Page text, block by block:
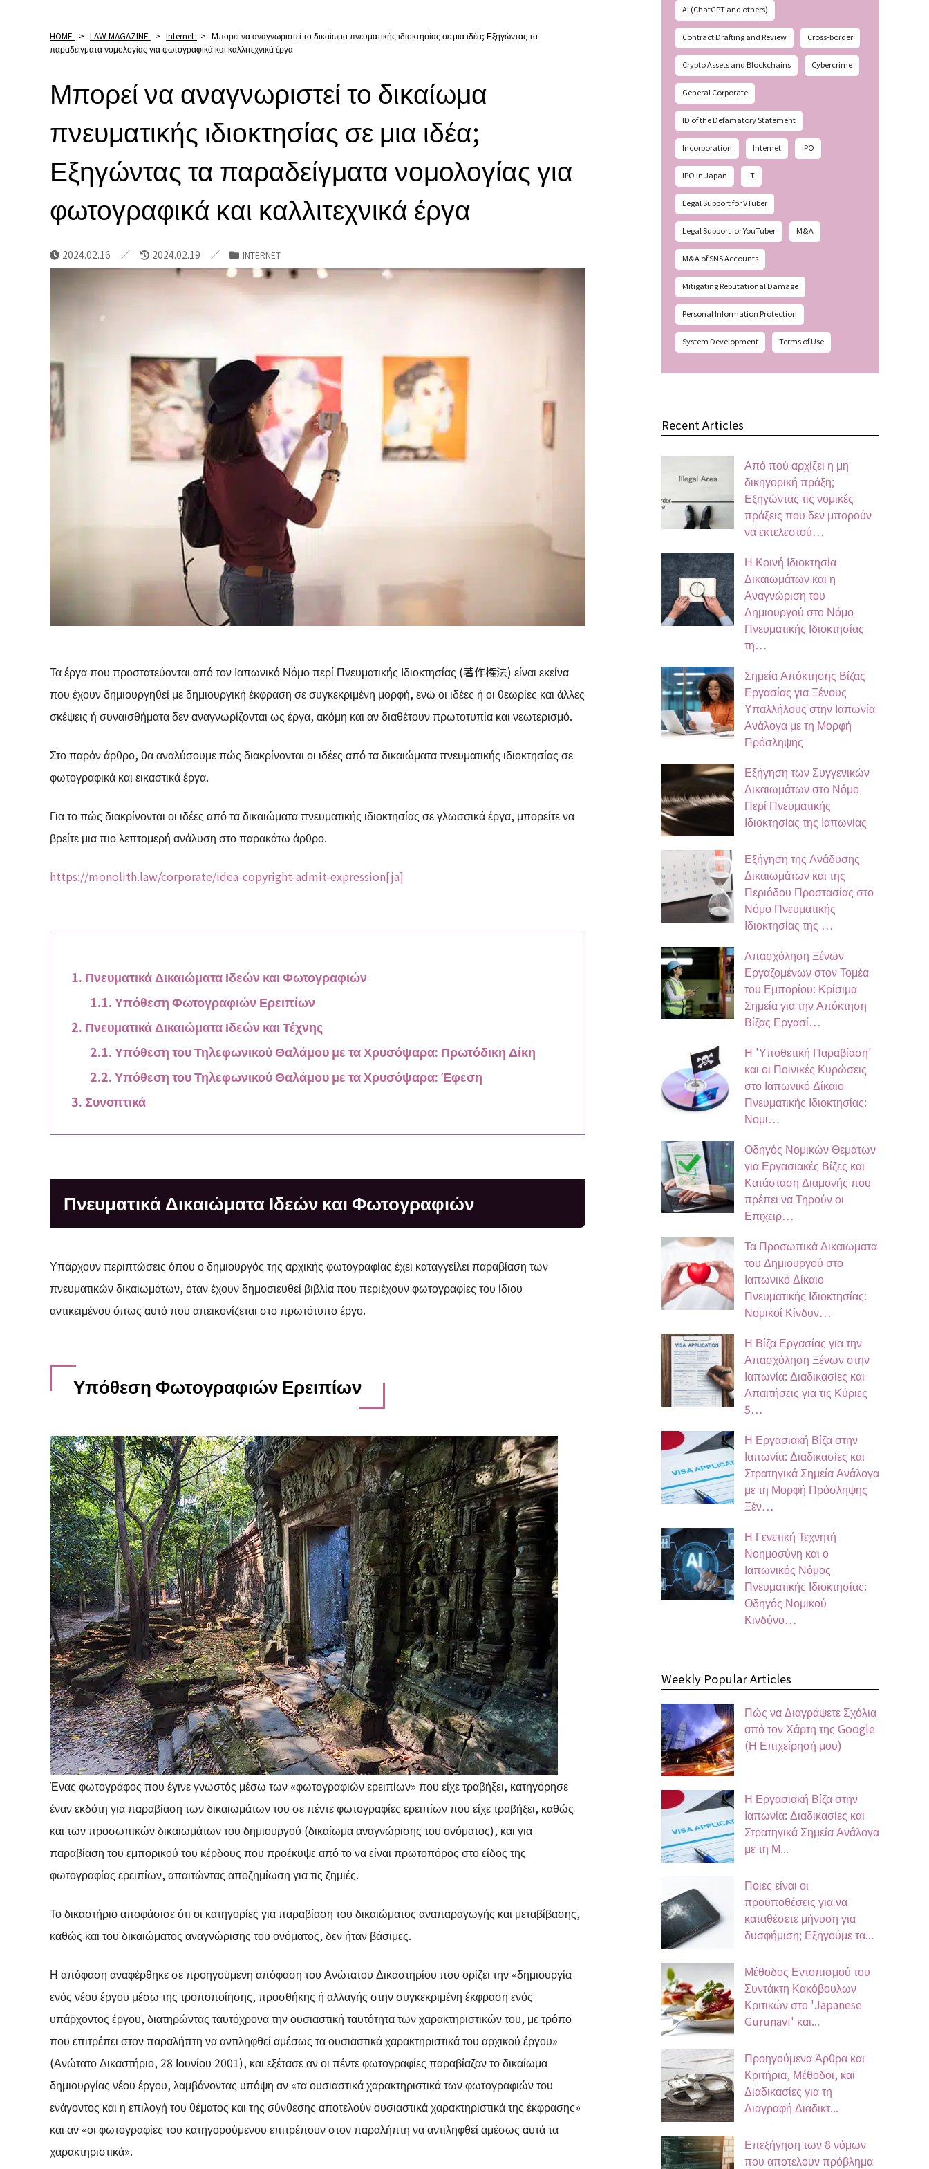
HOME > LAW MAGAZINE > Internet > Μπορεί να αναγνωριστεί το δικαίωμα πνευματικής ιδιοκτησίας σε μια ιδέα; Εξηγώντας τα
παραδείγματα νομολογίας για φωτογραφικά και καλλιτεχνικά έργα
Μπορεί να αναγνωριστεί το δικαίωμα
πνευματικής ιδιοκτησίας σε μια ιδέα;
Εξηγώντας τα παραδείγματα νομολογίας για
φωτογραφικά και καλλιτεχνικά έργα
2024.02.16 2024.02.19 INTERNET
Τα έργα που προστατεύονται από τον Ιαπωνικό Νόμο περί Πνευματικής Ιδιοκτησίας (著作権法) είναι εκείνα
που έχουν δημιουργηθεί με δημιουργική έκφραση σε συγκεκριμένη μορφή, ενώ οι ιδέες ή οι θεωρίες και άλλες
σκέψεις ή συναισθήματα δεν αναγνωρίζονται ως έργα, ακόμη και αν διαθέτουν πρωτοτυπία και νεωτερισμό.
Στο παρόν άρθρο, θα αναλύσουμε πώς διακρίνονται οι ιδέες από τα δικαιώματα πνευματικής ιδιοκτησίας σε
φωτογραφικά και εικαστικά έργα.
Για το πώς διακρίνονται οι ιδέες από τα δικαιώματα πνευματικής ιδιοκτησίας σε γλωσσικά έργα, μπορείτε να
βρείτε μια πιο λεπτομερή ανάλυση στο παρακάτω άρθρο.
https://monolith.law/corporate/idea-copyright-admit-expression[ja]
Πνευματικά Δικαιώματα Ιδεών και Φωτογραφιών
Υπόθεση Φωτογραφιών Ερειπίων
Πνευματικά Δικαιώματα Ιδεών και Τέχνης
Υπόθεση του Τηλεφωνικού Θαλάμου με τα Χρυσόψαρα: Πρωτόδικη Δίκη
Υπόθεση του Τηλεφωνικού Θαλάμου με τα Χρυσόψαρα: Έφεση
Συνοπτικά
Πνευματικά Δικαιώματα Ιδεών και Φωτογραφιών
Υπάρχουν περιπτώσεις όπου ο δημιουργός της αρχικής φωτογραφίας έχει καταγγείλει παραβίαση των
πνευματικών δικαιωμάτων, όταν έχουν δημοσιευθεί βιβλία που περιέχουν φωτογραφίες του ίδιου
αντικειμένου όπως αυτό που απεικονίζεται στο πρωτότυπο έργο.
Υπόθεση Φωτογραφιών Ερειπίων
Ένας φωτογράφος που έγινε γνωστός μέσω των «φωτογραφιών ερειπίων» που είχε τραβήξει, κατηγόρησε
έναν εκδότη για παραβίαση των δικαιωμάτων του σε πέντε φωτογραφίες ερειπίων που είχε τραβήξει, καθώς
και των προσωπικών δικαιωμάτων του δημιουργού (δικαίωμα αναγνώρισης του ονόματος), και για
παραβίαση του εμπορικού του κέρδους που προέκυψε από το να είναι πρωτοπόρος στο είδος της
φωτογραφίας ερειπίων, απαιτώντας αποζημίωση για τις ζημιές.
Το δικαστήριο αποφάσισε ότι οι κατηγορίες για παραβίαση του δικαιώματος αναπαραγωγής και μεταβίβασης,
καθώς και του δικαιώματος αναγνώρισης του ονόματος, δεν ήταν βάσιμες.
Η απόφαση αναφέρθηκε σε προηγούμενη απόφαση του Ανώτατου Δικαστηρίου που ορίζει την «δημιουργία
ενός νέου έργου μέσω της τροποποίησης, προσθήκης ή αλλαγής στην συγκεκριμένη έκφραση ενός
υπάρχοντος έργου, διατηρώντας ταυτόχρονα την ουσιαστική ταυτότητα των χαρακτηριστικών του, με τρόπο
που επιτρέπει στον παραλήπτη να αντιληφθεί αμέσως τα ουσιαστικά χαρακτηριστικά του αρχικού έργου»
(Ανώτατο Δικαστήριο, 28 Ιουνίου 2001), και εξέτασε αν οι πέντε φωτογραφίες παραβίαζαν το δικαίωμα
δημιουργίας νέου έργου, λαμβάνοντας υπόψη αν «τα ουσιαστικά χαρακτηριστικά των φωτογραφιών του
ενάγοντος και η επιλογή του θέματος και της σύνθεσης αποτελούν ουσιαστικά χαρακτηριστικά της έκφρασης»
και αν «οι φωτογραφίες του κατηγορούμενου επιτρέπουν στον παραλήπτη να αντιληφθεί αμέσως αυτά τα
χαρακτηριστικά».
AI (ChatGPT and others)
Contract Drafting and Review Cross-border
Crypto Assets and Blockchains Cybercrime
General Corporate
ID of the Defamatory Statement
Incorporation Internet IPO
IPO in Japan IT
Legal Support for VTuber
Legal Support for YouTuber M&A
M&A of SNS Accounts
Mitigating Reputational Damage
Personal Information Protection
System Development Terms of Use
Recent Articles
Από πού αρχίζει η μη
δικηγορική πράξη;
Εξηγώντας τις νομικές
πράξεις που δεν μπορούν
να εκτελεστού…
Η Κοινή Ιδιοκτησία
Δικαιωμάτων και η
Αναγνώριση του
Δημιουργού στο Νόμο
Πνευματικής Ιδιοκτησίας
τη…
Σημεία Απόκτησης Βίζας
Εργασίας για Ξένους
Υπαλλήλους στην Ιαπωνία
Ανάλογα με τη Μορφή
Πρόσληψης
Εξήγηση των Συγγενικών
Δικαιωμάτων στο Νόμο
Περί Πνευματικής
Ιδιοκτησίας της Ιαπωνίας
Εξήγηση της Ανάδυσης
Δικαιωμάτων και της
Περιόδου Προστασίας στο
Νόμο Πνευματικής
Ιδιοκτησίας της …
Απασχόληση Ξένων
Εργαζομένων στον Τομέα
του Εμπορίου: Κρίσιμα
Σημεία για την Απόκτηση
Βίζας Εργασί…
Η 'Υποθετική Παραβίαση'
και οι Ποινικές Κυρώσεις
στο Ιαπωνικό Δίκαιο
Πνευματικής Ιδιοκτησίας:
Νομι…
Οδηγός Νομικών Θεμάτων
για Εργασιακές Βίζες και
Κατάσταση Διαμονής που
πρέπει να Τηρούν οι
Επιχειρ…
Τα Προσωπικά Δικαιώματα
του Δημιουργού στο
Ιαπωνικό Δίκαιο
Πνευματικής Ιδιοκτησίας:
Νομικοί Κίνδυν…
Η Βίζα Εργασίας για την
Απασχόληση Ξένων στην
Ιαπωνία: Διαδικασίες και
Απαιτήσεις για τις Κύριες
5…
Η Εργασιακή Βίζα στην
Ιαπωνία: Διαδικασίες και
Στρατηγικά Σημεία Ανάλογα
με τη Μορφή Πρόσληψης
Ξέν…
Η Γενετική Τεχνητή
Νοημοσύνη και ο
Ιαπωνικός Νόμος
Πνευματικής Ιδιοκτησίας:
Οδηγός Νομικού
Κινδύνο…
Weekly Popular Articles
Πώς να Διαγράψετε Σχόλια
από τον Χάρτη της Google
(Η Επιχείρησή μου)
Η Εργασιακή Βίζα στην
Ιαπωνία: Διαδικασίες και
Στρατηγικά Σημεία Ανάλογα
με τη Μ...
Ποιες είναι οι
προϋποθέσεις για να
καταθέσετε μήνυση για
δυσφήμιση; Εξηγούμε τα...
Μέθοδος Εντοπισμού του
Συντάκτη Κακόβουλων
Κριτικών στο 'Japanese
Gurunavi' και...
Προηγούμενα Άρθρα και
Κριτήρια, Μέθοδοι, και
Διαδικασίες για τη
Διαγραφή Διαδικτ...
Επεξήγηση των 8 νόμων
που αποτελούν πρόβλημα